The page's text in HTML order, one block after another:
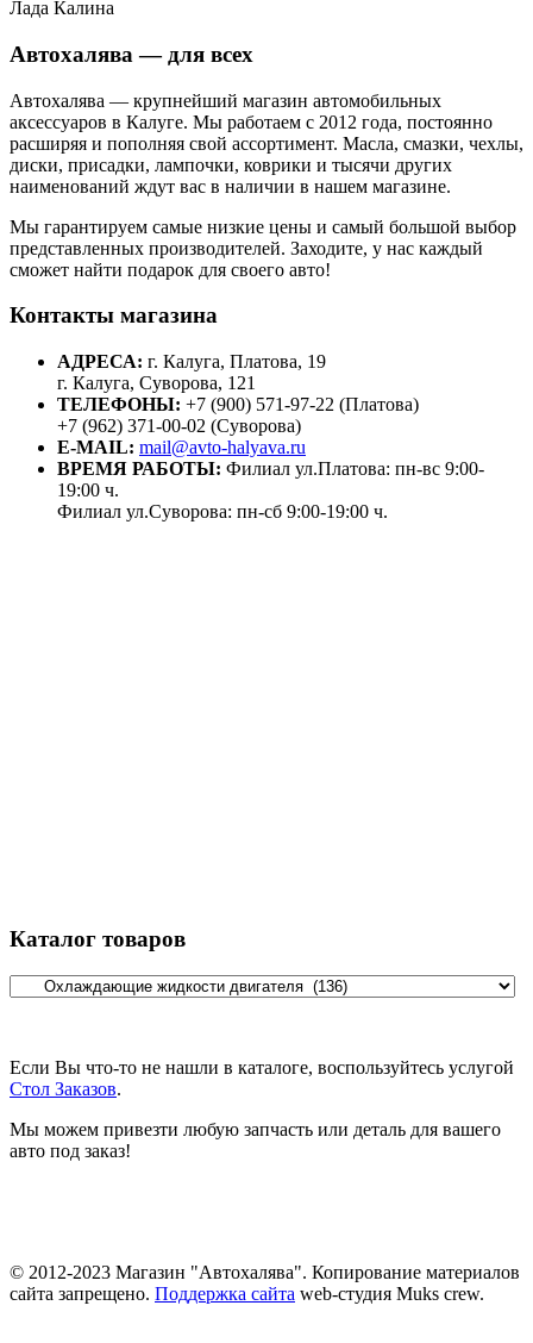
Лада Калина
Автохалява — для всех
Автохалява — крупнейший магазин автомобильных
аксессуаров в Калуге. Мы работаем с 2012 года, постоянно
расширяя и пополняя свой ассортимент. Масла, смазки, чехлы,
диски, присадки, лампочки, коврики и тысячи других
наименований ждут вас в наличии в нашем магазине.
Мы гарантируем самые низкие цены и самый большой выбор
представленных производителей. Заходите, у нас каждый
сможет найти подарок для своего авто!
Контакты магазина
АДРЕСА: г. Калуга, Платова, 19
г. Калуга, Суворова, 121
ТЕЛЕФОНЫ: +7 (900) 571-97-22 (Платова)
+7 (962) 371-00-02 (Суворова)
E-MAIL: mail@avto-halyava.ru
ВРЕМЯ РАБОТЫ: Филиал ул.Платова: пн-вс 9:00-
19:00 ч.
Филиал ул.Суворова: пн-сб 9:00-19:00 ч.
Каталог товаров
Если Вы что-то не нашли в каталоге, воспользуйтесь услугой
Стол Заказов.
Мы можем привезти любую запчасть или деталь для вашего
авто под заказ!
© 2012-2023 Магазин "Автохалява". Копирование материалов
сайта запрещено. Поддержка сайта web-студия Muks crew.